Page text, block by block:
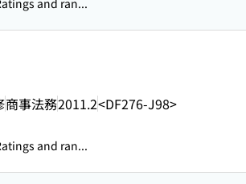
and ran...
商事法務2011.2<DF276-J98>
and ran...